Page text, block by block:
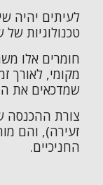
לעיתים יהיה
טכנולוגיות
חומרים אלו
מקומי, לאורך
שמדכאים את
צורת ההכנסה
זעירה), והם
החניכיים.